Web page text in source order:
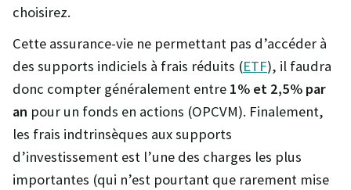
choisirez.
Cette assurance-vie ne permettant pas d’accéder à
des supports indiciels à frais réduits (ETF), il faudra
donc compter généralement entre 1% et 2,5% par
an pour un fonds en actions (OPCVM). Finalement,
les frais indtrinsèques aux supports
d’investissement est l’une des charges les plus
importantes (qui n’est pourtant que rarement mise